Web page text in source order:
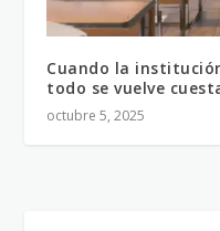
Cuando la
todo se vuelve
octubre 5, 2025